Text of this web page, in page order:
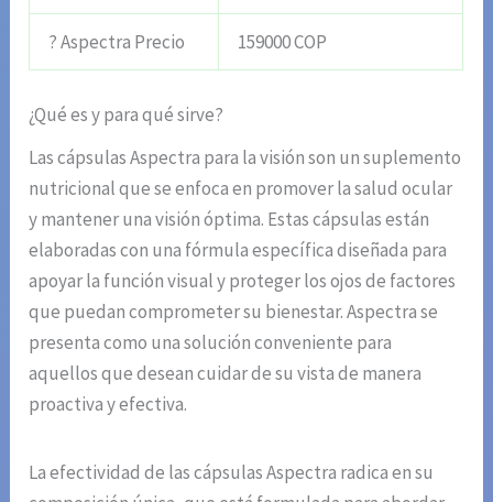
? Aspectra Precio 159000 COP
¿Qué es y para qué sirve?
Las cápsulas Aspectra para la visión son un suplemento
nutricional que se enfoca en promover la salud ocular
y mantener una visión óptima. Estas cápsulas están
elaboradas con una fórmula específica diseñada para
apoyar la función visual y proteger los ojos de factores
que puedan comprometer su bienestar. Aspectra se
presenta como una solución conveniente para
aquellos que desean cuidar de su vista de manera
proactiva y efectiva.
La efectividad de las cápsulas Aspectra radica en su